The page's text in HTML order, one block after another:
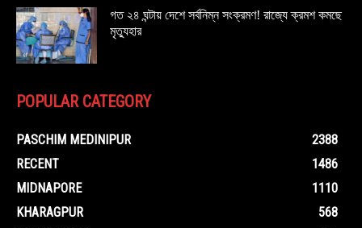
গত ২৪ ঘন্টায় দেশে সর্বনিম্ন সংক্রমণ! রাজ্যে ক্রমশ কমছে
মৃত্যুহার
POPULAR CATEGORY
PASCHIM MEDINIPUR
2388
RECENT
1486
MIDNAPORE
1110
KHARAGPUR
568